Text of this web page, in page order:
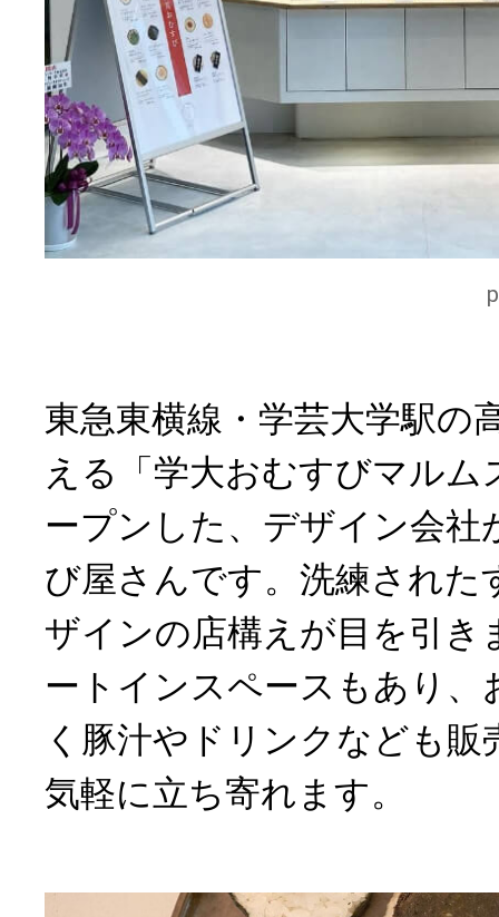
東急東横線・学芸大学駅の
える「学大おむすびマルム
ープンした、デザイン会社
び屋さんです。洗練された
ザインの店構えが目を引き
ートインスペースもあり
く豚汁やドリンクなども
気軽に立ち寄れます。